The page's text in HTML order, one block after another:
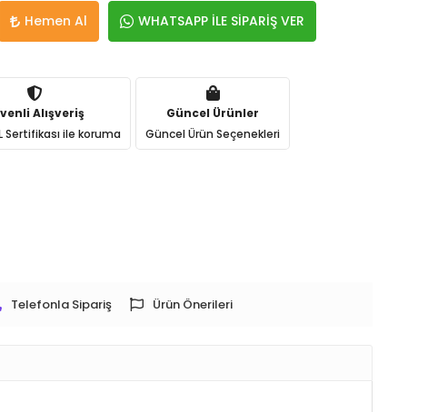
Hemen Al WHATSAPP İLE SİPARİŞ VER
Alışveriş
Sertifikası ile koruma
Güncel Ürünler
Güncel Ürün Seçenekleri
Telefonla Sipariş Ürün Önerileri